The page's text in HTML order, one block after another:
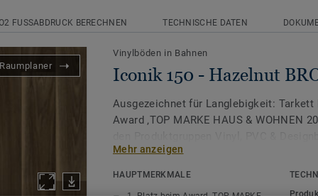
FUSSABDRUCK BERECHNEN TECHNISCHE DATEN
Raumplaner
Vinylböden in Bahnen
Iconik 150 - Hazelnut
Ausgezeichnet für Langlebigkeit: Tarkett
Award ‚TOP MARKE HAUS & WOHNEN
Mehr anzeigen
HAUPTMERKMALE